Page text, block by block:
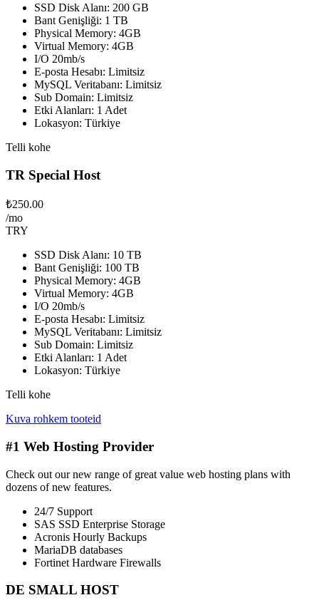
SSD Disk Alanı: 200 GB
Bant Genişliği: 1 TB
Physical Memory: 4GB
Virtual Memory: 4GB
I/O 20mb/s
E-posta Hesabı: Limitsiz
MySQL Veritabanı: Limitsiz
Sub Domain: Limitsiz
Etki Alanları: 1 Adet
Lokasyon: Türkiye
Telli kohe
TR Special Host
₺250.00
/mo
TRY
SSD Disk Alanı: 10 TB
Bant Genişliği: 100 TB
Physical Memory: 4GB
Virtual Memory: 4GB
I/O 20mb/s
E-posta Hesabı: Limitsiz
MySQL Veritabanı: Limitsiz
Sub Domain: Limitsiz
Etki Alanları: 1 Adet
Lokasyon: Türkiye
Telli kohe
Kuva rohkem tooteid
#1 Web Hosting Provider
Check out our new range of great value web hosting plans with
dozens of new features.
24/7 Support
SAS SSD Enterprise Storage
Acronis Hourly Backups
MariaDB databases
Fortinet Hardware Firewalls
DE SMALL HOST